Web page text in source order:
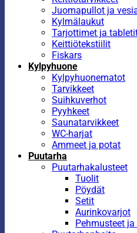
Juomapullot ja
Kylmälaukut
Tarjottimet ja
Keittiötekstiilit
Fiskars
Kylpyhuone
Kylpyhuonematot
Tarvikkeet
Suihkuverhot
Pyyhkeet
Saunatarvikkeet
WC-harjat
Ammeet ja potat
Puutarha
Puutarhakalusteet
Tuolit
Pöydät
Setit
Aurinkovarjot
Pehmusteet